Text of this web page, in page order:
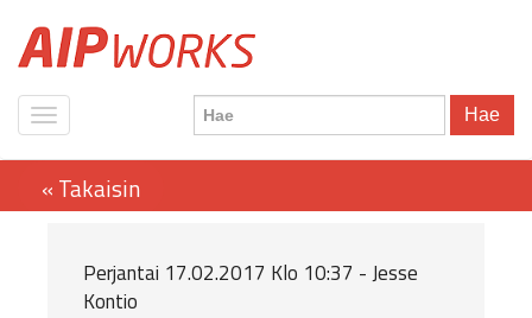
Hae
Perjantai 17.02.2017 Klo 10:37 - Jesse
Kontio